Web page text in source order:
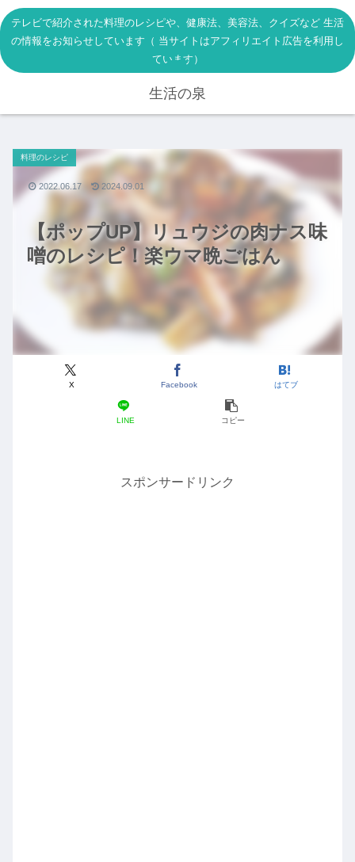
テレビで紹介された料理のレシピや、健康法、美容法、クイズなど 生活
の情報をお知らせしています（ 当サイトはアフィリエイト広告を利用し
ています）
生活の泉
【ポップUP】リュウジの肉ナス味
噌のレシピ！楽ウマ晩ごはん
料理のレシピ
X Facebook はてブ
LINE コピー
2022.06.17 2024.09.01
スポンサードリンク